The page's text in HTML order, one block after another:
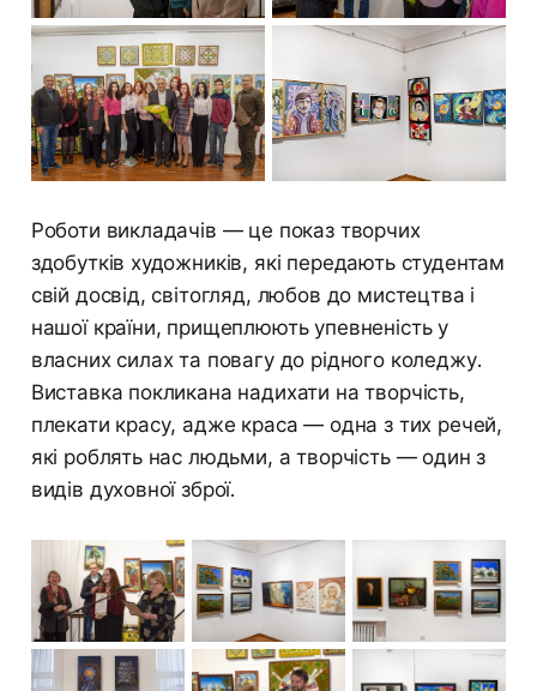
Роботи викладачів — це показ творчих
здобутків художників, які передають студентам
свій досвід, світогляд, любов до мистецтва і
нашої країни, прищеплюють упевненість у
власних силах та повагу до рідного коледжу.
Виставка покликана надихати на творчість,
плекати красу, адже краса — одна з тих речей,
які роблять нас людьми, а творчість — один з
видів духовної зброї.